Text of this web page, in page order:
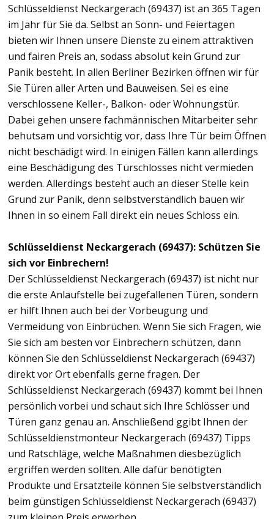
Schlüsseldienst Neckargerach (69437) ist an 365 Tagen
im Jahr für Sie da. Selbst an Sonn- und Feiertagen
bieten wir Ihnen unsere Dienste zu einem attraktiven
und fairen Preis an, sodass absolut kein Grund zur
Panik besteht. In allen Berliner Bezirken öffnen wir für
Sie Türen aller Arten und Bauweisen. Sei es eine
verschlossene Keller-, Balkon- oder Wohnungstür.
Dabei gehen unsere fachmännischen Mitarbeiter sehr
behutsam und vorsichtig vor, dass Ihre Tür beim Öffnen
nicht beschädigt wird. In einigen Fällen kann allerdings
eine Beschädigung des Türschlosses nicht vermieden
werden. Allerdings besteht auch an dieser Stelle kein
Grund zur Panik, denn selbstverständlich bauen wir
Ihnen in so einem Fall direkt ein neues Schloss ein.
Schlüsseldienst Neckargerach (69437): Schützen Sie
sich vor Einbrechern!
Der Schlüsseldienst Neckargerach (69437) ist nicht nur
die erste Anlaufstelle bei zugefallenen Türen, sondern
er hilft Ihnen auch bei der Vorbeugung und
Vermeidung von Einbrüchen. Wenn Sie sich Fragen, wie
Sie sich am besten vor Einbrechern schützen, dann
können Sie den Schlüsseldienst Neckargerach (69437)
direkt vor Ort ebenfalls gerne fragen. Der
Schlüsseldienst Neckargerach (69437) kommt bei Ihnen
persönlich vorbei und schaut sich Ihre Schlösser und
Türen ganz genau an. Anschließend ggibt Ihnen der
Schlüsseldienstmonteur Neckargerach (69437) Tipps
und Ratschläge, welche Maßnahmen diesbezüglich
ergriffen werden sollten. Alle dafür benötigten
Produkte und Ersatzteile können Sie selbstverständlich
beim günstigen Schlüsseldienst Neckargerach (69437)